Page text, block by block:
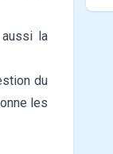
la
du
les